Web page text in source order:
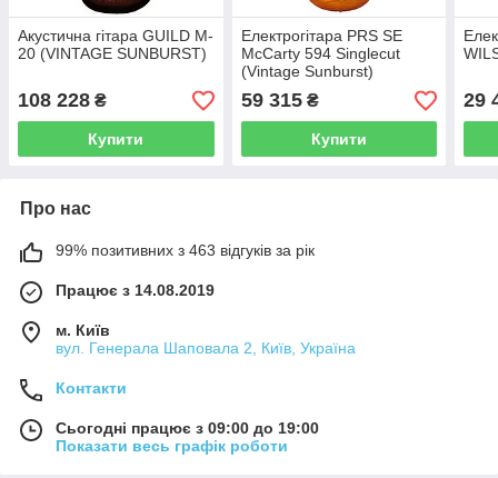
Акустична гітара GUILD M-
20 (VINTAGE SUNBURST)
108 228 ₴
Купити
Електрогітара PRS SE
McCarty 594 Singlecut
(Vintage Sunburst)
59 315₴
Купити
29
Про нас
99% позитивних з 463 відгуків за рік
Працює з 14.08.2019
м. Київ
вул. Генерала Шаповала 2, Київ, Україна
Контакти
Сьогодні працює з 09:00 до 19:00
Показати весь графік роботи